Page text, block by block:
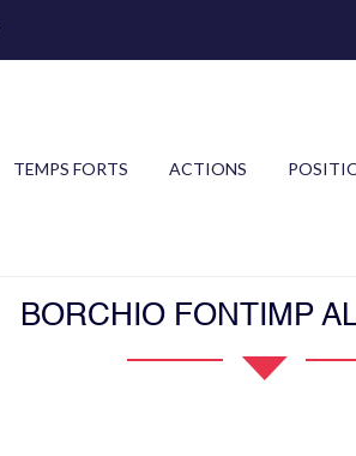
TEMPS FORTS ACTIONS
BORCHIO FONTIMP